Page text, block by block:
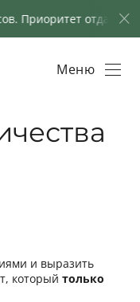
отдаётся
Меню
и выразить
который только